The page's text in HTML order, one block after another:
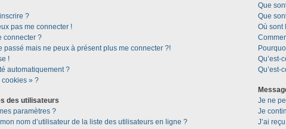
?
pas me connecter !
connecter ?
passé mais ne peux à présent plus me connecter ?!
!
automatiquement ?
cookies » ?
des utilisateurs
paramètres ?
nom d’utilisateur de la liste des utilisateurs en ligne ?
Que
Que
Où sont
Qu’est-
Qu’est-
Je ne
Je
J’ai